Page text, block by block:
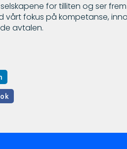
for tilliten og ser
vårt fokus på kompetanse,
avtalen.